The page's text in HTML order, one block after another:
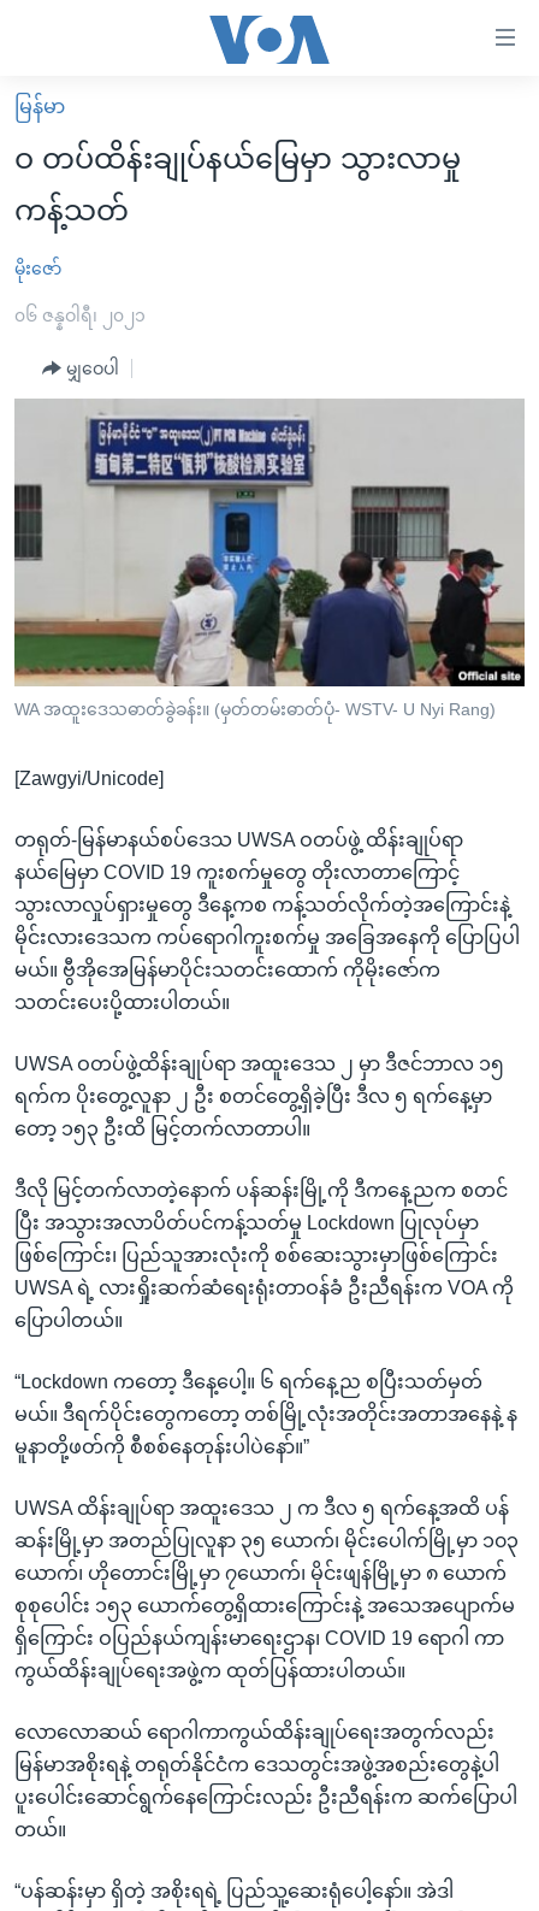
လွယ်ကူ
စေ
သည့်
များ
ပင်မ
ရန်
ပင်မ
စာမျက်နှာ
ကျော်
ကြည့်
ရှာဖွေ
နေရာ
သို့
ကျော်
ရန်
မူလစာမျက်နှာ
မြန်မာ
ကမ္ဘာ့သတင်းများ
နိုင်ငံတကာ
အမေရိကန်
အစ္စရေး-ပါလက်စတိုင်း
ဗွီဒီယို
သတင်းလွတ်လပ်ခွင့်
အင်္ဂလိပ်စာလေ့လာမယ်
အမေရိကန်သုံးအီဒီယံ
မကြေးမုံရဲ့ အင်္ဂလိပ်စာ
ရုပ်ရှင်ထဲက အင်္ဂလိပ်စာ
သုတပဒေသာ အင်္ဂလိပ်စာ
အပတ်စဉ်ကဏ္ဍများ
ရေဒီယို
တီဗွီ
ရေဒီယိုနှင့်ရုပ်သံ အချက်အလက်များ
ရေဒီယို/တီဗွီအစီအစဉ်
ဗွီအိုအေ လူမှုကွန်ယက်များ
မြန်မာ
ဝ တပ်ထိန်းချုပ်နယ်မြေမှာ သွားလာမှု
ကန့်သတ်
မိုးဇော်
၀၆ ဇန္နဝါရီ၊ ၂၀၂၁
မျှဝေပါ
WA အထူးဒေသဓာတ်ခွဲခန်း။ (မှတ်တမ်းဓာတ်ပုံ- WSTV- U Nyi Rang)
[Zawgyi/Unicode]
တရုတ်-မြန်မာနယ်စပ်ဒေသ UWSA ဝတပ်ဖွဲ့ ထိန်းချုပ်ရာ
နယ်မြေမှာ COVID 19 ကူးစက်မှုတွေ တိုးလာတာကြောင့်
သွားလာလှုပ်ရှားမှုတွေ ဒီနေ့ကစ ကန့်သတ်လိုက်တဲ့အကြောင်းနဲ့
မိုင်းလားဒေသက ကပ်ရောဂါကူးစက်မှု အခြေအနေကို ပြောပြပါ
မယ်။ ဗွီအိုအေမြန်မာပိုင်းသတင်းထောက် ကိုမိုးဇော်က
သတင်းပေးပို့ထားပါတယ်။
UWSA ဝတပ်ဖွဲ့ထိန်းချုပ်ရာ အထူးဒေသ ၂ မှာ ဒီဇင်ဘာလ ၁၅
ရက်က ပိုးတွေ့လူနာ ၂ ဦး စတင်တွေ့ရှိခဲ့ပြီး ဒီလ ၅ ရက်နေ့မှာ
တော့ ၁၅၃ ဦးထိ မြင့်တက်လာတာပါ။
ဒီလို မြင့်တက်လာတဲ့နောက် ပန်ဆန်းမြို့ကို ဒီကနေ့ညက စတင်
ပြီး အသွားအလာပိတ်ပင်ကန့်သတ်မှု Lockdown ပြုလုပ်မှာ
ဖြစ်ကြောင်း၊ ပြည်သူအားလုံးကို စစ်ဆေးသွားမှာဖြစ်ကြောင်း
UWSA ရဲ့ လားရှိုးဆက်ဆံရေးရုံးတာဝန်ခံ ဦးညီရန်းက VOA ကို
ပြောပါတယ်။
“Lockdown ကတော့ ဒီနေ့ပေါ့။ ၆ ရက်နေ့ည စပြီးသတ်မှတ်
မယ်။ ဒီရက်ပိုင်းတွေကတော့ တစ်မြို့လုံးအတိုင်းအတာအနေနဲ့ န
မူနာတို့ဖတ်ကို စီစစ်နေတုန်းပါပဲနော်။”
UWSA ထိန်းချုပ်ရာ အထူးဒေသ ၂ က ဒီလ ၅ ရက်နေ့အထိ ပန်
ဆန်းမြို့မှာ အတည်ပြုလူနာ ၃၅ ယောက်၊ မိုင်းပေါက်မြို့မှာ ၁၀၃
ယောက်၊ ဟိုတောင်းမြို့မှာ ၇ယောက်၊ မိုင်းဖျန်မြို့မှာ ၈ ယောက်
စုစုပေါင်း ၁၅၃ ယောက်တွေ့ရှိထားကြောင်းနဲ့ အသေအပျောက်မ
ရှိကြောင်း ဝပြည်နယ်ကျန်းမာရေးဌာန၊ COVID 19 ရောဂါ ကာ
ကွယ်ထိန်းချုပ်ရေးအဖွဲ့က ထုတ်ပြန်ထားပါတယ်။
လောလောဆယ် ရောဂါကာကွယ်ထိန်းချုပ်ရေးအတွက်လည်း
မြန်မာအစိုးရနဲ့ တရုတ်နိုင်ငံက ဒေသတွင်းအဖွဲ့အစည်းတွေနဲ့ပါ
ပူးပေါင်းဆောင်ရွက်နေကြောင်းလည်း ဦးညီရန်းက ဆက်ပြောပါ
တယ်။
“ပန်ဆန်းမှာ ရှိတဲ့ အစိုးရရဲ့ ပြည်သူ့ဆေးရုံပေါ့နော်။ အဲဒါ